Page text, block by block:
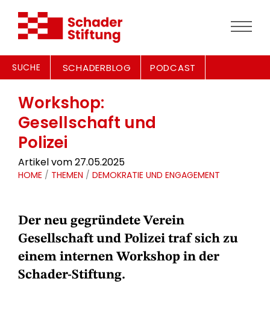
SUCHE SCHADERBLOG PODCAST
Workshop:
Gesellschaft und
Polizei
Artikel vom 27.05.2025
HOME / THEMEN / DEMOKRATIE UND ENGAGEMENT
Der neu gegründete Verein
Gesellschaft und Polizei traf sich zu
einem internen Workshop in der
Schader-Stiftung.